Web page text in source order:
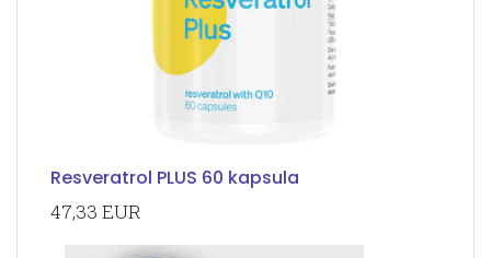
Resveratrol PLUS 60 kapsula
47,33 EUR